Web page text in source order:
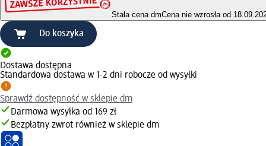
Stała cena dmCena nie wzrosła od
Do koszyka
Dostawa dostępna
Standardowa dostawa w 1-2 dni robocze od wysyłki
Sprawdź dostępność w sklepie dm
Darmowa wysyłka od 169 zł
Bezpłatny zwrot również w sklepie dm